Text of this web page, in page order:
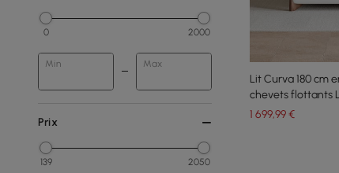
0 2000
Min Max
Prix
139 2050
Lit Curva 180 cm
chevets flottants
1 699,99€